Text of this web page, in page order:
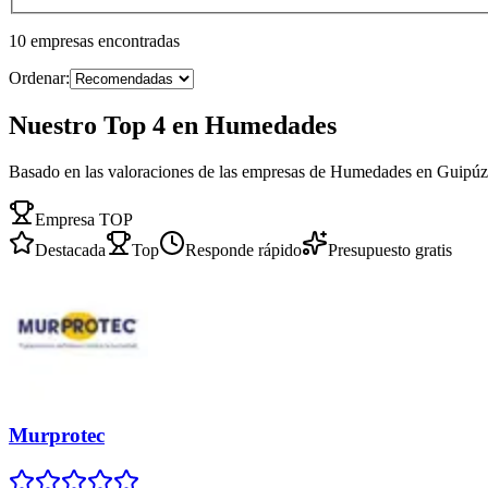
10 empresas encontradas
Ordenar:
Nuestro Top 4 en Humedades
Basado en las valoraciones de las empresas de Humedades en
Empresa TOP
Destacada
Top Responde rápido Presupuesto gratis
Murprotec